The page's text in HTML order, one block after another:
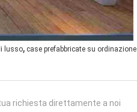
lusso, case prefabbricate su ordinazione
tua richiesta direttamente a noi